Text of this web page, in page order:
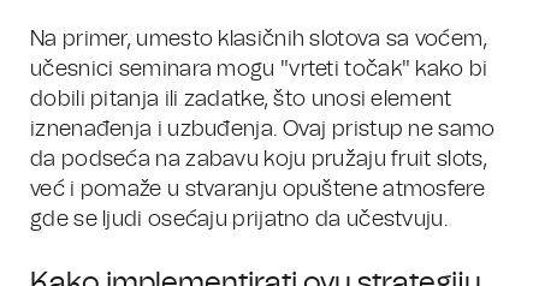
Na primer, umesto klasičnih slotova sa voćem,
učesnici seminara mogu "vrteti točak" kako bi
dobili pitanja ili zadatke, što unosi element
iznenađenja i uzbuđenja. Ovaj pristup ne samo
da podseća na zabavu koju pružaju fruit slots,
već i pomaže u stvaranju opuštene atmosfere
gde se ljudi osećaju prijatno da učestvuju.